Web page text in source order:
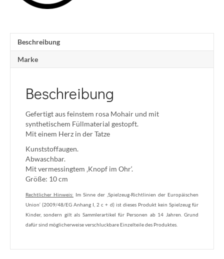
Beschreibung
Marke
Beschreibung
Gefertigt aus feinstem rosa Mohair und mit
synthetischem Füllmaterial gestopft.
Mit einem Herz in der Tatze
Kunststoffaugen.
Abwaschbar.
Mit vermessingtem ‚Knopf im Ohr‘.
Größe: 10 cm
Rechtlicher Hinweis: Im Sinne der ‚Spielzeug-Richtlinien der Europäischen
Union‘ (2009/48/EG Anhang I, 2 c + d) ist dieses Produkt kein Spielzeug für
Kinder, sondern gilt als Sammlerartikel für Personen ab 14 Jahren. Grund
dafür sind möglicherweise verschluckbare Einzelteile des Produktes.